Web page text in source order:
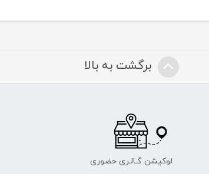
برگشت به بالا
لوکیشن گـالـری حضوری